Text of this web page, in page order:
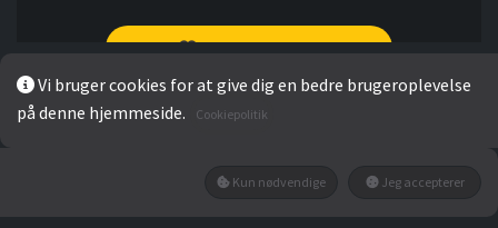
Add to wishlist
Ikke på lager
Vi bruger cookies for at give dig en bedre brugeroplevelse
på denne hjemmeside.
Cookiepolitik
Kun nødvendige Jeg accepterer